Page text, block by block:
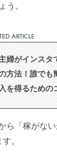
う。
ARTICLE
婦がインスタ
方法！誰でも
を得るための
ら「稼がな
。